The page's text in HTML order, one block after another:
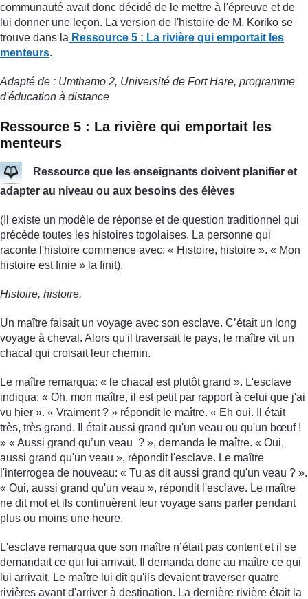
communauté avait donc décidé de le mettre à l'épreuve et de
lui donner une leçon. La version de l'histoire de M. Koriko se
trouve dans la Ressource 5 : La rivière qui emportait les
menteurs.
Adapté de : Umthamo 2, Université de Fort Hare, programme
d'éducation à distance
Ressource 5 : La rivière qui emportait les
menteurs
Ressource que les enseignants doivent planifier et
adapter au niveau ou aux besoins des élèves
(Il existe un modèle de réponse et de question traditionnel qui
précède toutes les histoires togolaises. La personne qui
raconte l'histoire commence avec: « Histoire, histoire ». « Mon
histoire est finie » la finit).
Histoire, histoire.
Un maître faisait un voyage avec son esclave. C’était un long
voyage à cheval. Alors qu'il traversait le pays, le maître vit un
chacal qui croisait leur chemin.
Le maître remarqua: « le chacal est plutôt grand ». L'esclave
indiqua: « Oh, mon maître, il est petit par rapport à celui que j'ai
vu hier ». « Vraiment ? » répondit le maître. « Eh oui. Il était
très, très grand. Il était aussi grand qu'un veau ou qu'un bœuf !
» « Aussi grand qu’un veau ? », demanda le maître. « Oui,
aussi grand qu'un veau », répondit l'esclave. Le maître
l'interrogea de nouveau: « Tu as dit aussi grand qu'un veau ? ».
« Oui, aussi grand qu'un veau », répondit l'esclave. Le maître
ne dit mot et ils continuèrent leur voyage sans parler pendant
plus ou moins une heure.
L'esclave remarqua que son maître n’était pas content et il se
demandait ce qui lui arrivait. Il demanda donc au maître ce qui
lui arrivait. Le maître lui dit qu'ils devaient traverser quatre
rivières avant d'arriver à destination. La dernière rivière était la